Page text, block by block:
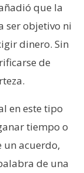
que la
ser objetivo ni
dinero. Sin
de
en este tipo
tiempo o
acuerdo,
de una